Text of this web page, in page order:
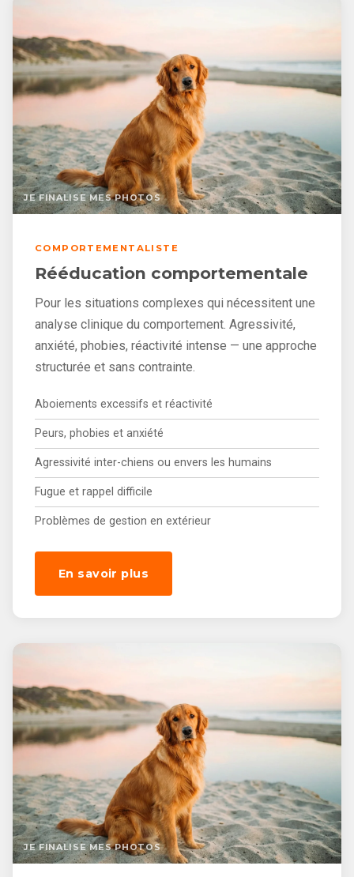
JE FINALISE MES PHOTOS
COMPORTEMENTALISTE
Rééducation comportementale
Pour les situations complexes qui nécessitent une
analyse clinique du comportement. Agressivité,
anxiété, phobies, réactivité intense — une approche
structurée et sans contrainte.
Aboiements excessifs et réactivité
Peurs, phobies et anxiété
Agressivité inter-chiens ou envers les humains
Fugue et rappel difficile
Problèmes de gestion en extérieur
En savoir plus
JE FINALISE MES PHOTOS